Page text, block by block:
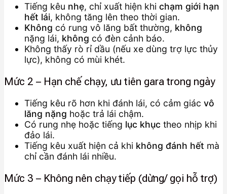
Tiếng kêu nhẹ, chỉ xuất hiện khi chạm giới hạn
hết lái, không tăng lên theo thời gian.
Không có rung vô lăng bất thường, không
nặng lái, không có đèn cảnh báo.
Không thấy rò rỉ dầu (nếu xe dùng trợ lực thủy
lực), không có mùi khét.
Mức 2 – Hạn chế chạy, ưu tiên gara trong ngày
Tiếng kêu rõ hơn khi đánh lái, có cảm giác vô
lăng nặng hoặc trả lái chậm.
Có rung nhẹ hoặc tiếng lục khục theo nhịp khi
đảo lái.
Tiếng kêu xuất hiện cả khi không đánh hết mà
chỉ cần đánh lái nhiều.
Mức 3 – Không nên chạy tiếp (dừng/ gọi hỗ trợ)